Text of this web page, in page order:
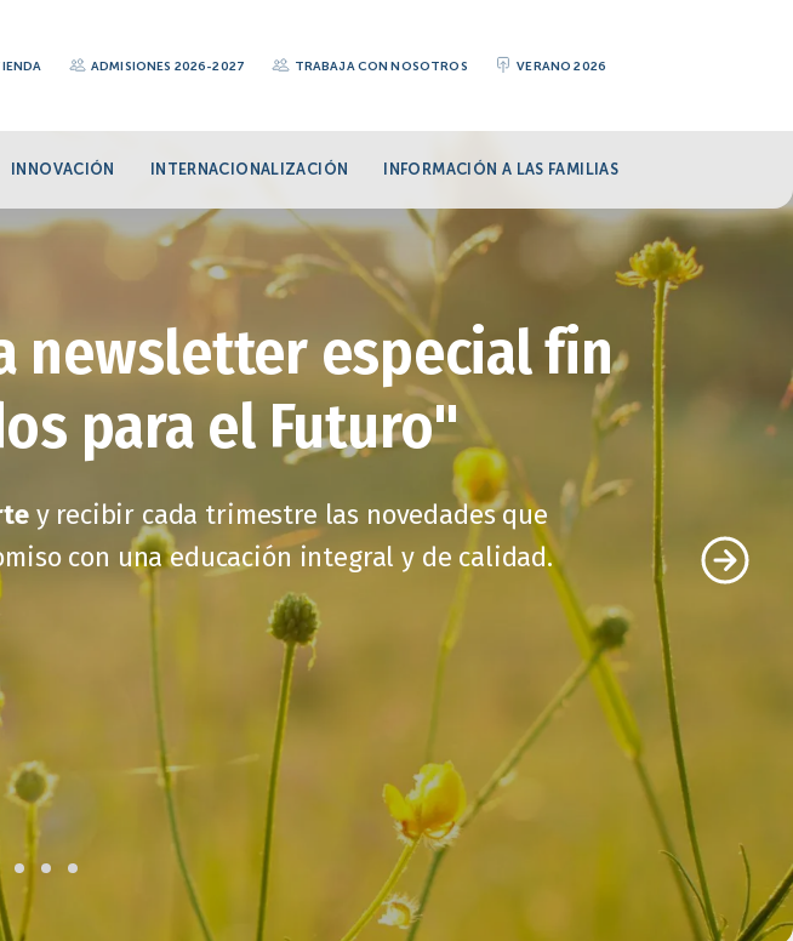
ADMISIONES 2026-2027 TRABAJA CON NOSOTROS VERANO 2026
INNOVACIÓN INTERNACIONALIZACIÓN INFORMACIÓN A LAS FAMILIAS
newsletter especial fin
para el Futuro"
y recibir cada trimestre las novedades que
con una educación integral y de calidad.